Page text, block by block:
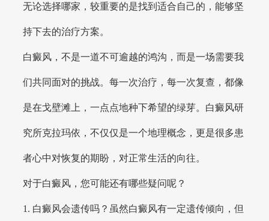
无论选择哪家，较重要的是找到适合自己的，能够坚
持下去的治疗方案。
白癜风，不是一道不可逾越的鸿沟，而是一场需要我
们共同面对的挑战。每一次治疗，每一次复查，都像
是在戈壁滩上，一点点地种下希望的绿芽。白癜风研
究所克拉玛依，不仅仅是一个地理概念，更是很多患
者心中对恢复的期盼，对正常生活的向往。
对于白癜风，您可能还有哪些疑问呢？
1. 白癜风会遗传吗？虽然白癜风有一定遗传倾向，但